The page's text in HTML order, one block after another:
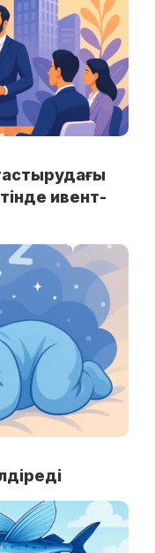
ивент-